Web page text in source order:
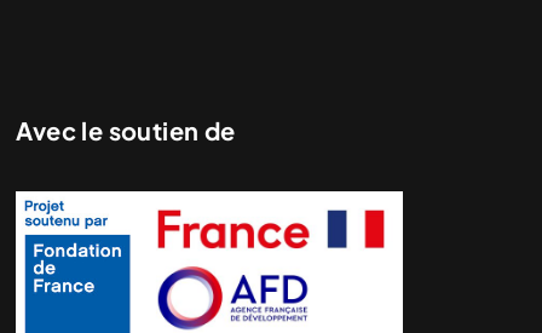
Avec le soutien de